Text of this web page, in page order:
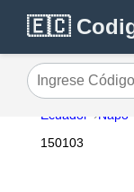
🇪🇨
Ingrese Código
Ecuador Napo
150103